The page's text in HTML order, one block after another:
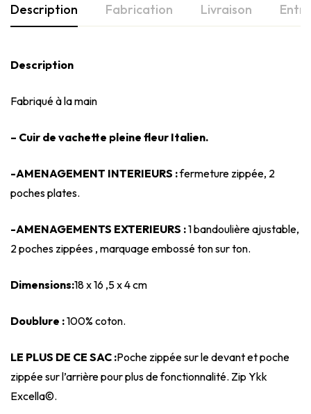
Description Fabrication Livraison
Description
Fabriqué à la main
– Cuir de vachette pleine fleur Italien.
-AMENAGEMENT INTERIEURS :fermeture zippée, 2
poches plates.
-AMENAGEMENTS EXTERIEURS :1 bandoulière ajustable,
2 poches zippées , marquage embossé ton sur ton.
Dimensions:18 x 16 ,5 x 4 cm
Doublure :100% coton.
LE PLUS DE CE SAC :Poche zippée sur le devant et poche
zippée sur l’arrière pour plus de fonctionnalité. Zip Ykk
Excella©.